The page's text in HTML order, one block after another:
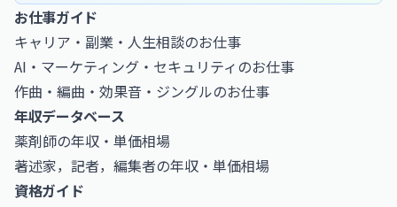
お仕事ガイド
キャリア・副業・人生相談のお仕事
AI・マーケティング・セキュリティのお仕事
作曲・編曲・効果音・ジングルのお仕事
年収データベース
薬剤師の年収・単価相場
著述家，記者，編集者の年収・単価相場
資格ガイド